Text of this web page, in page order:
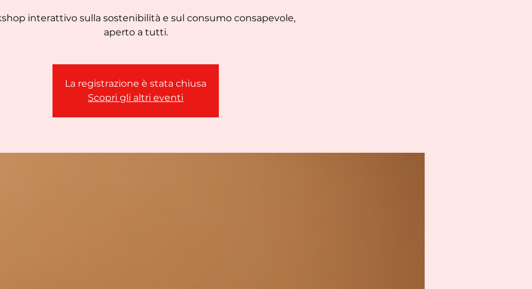
interattivo sulla sostenibilità e sul consumo consapevole,
aperto a tutti.
La registrazione è stata chiusa
Scopri gli altri eventi